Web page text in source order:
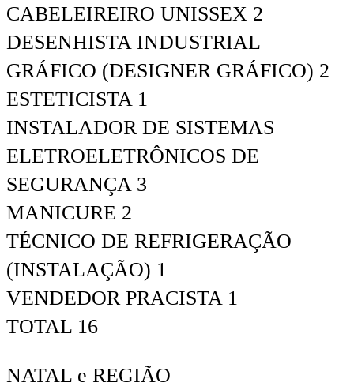
CABELEIREIRO UNISSEX 2
DESENHISTA INDUSTRIAL
GRÁFICO (DESIGNER GRÁFICO) 2
ESTETICISTA 1
INSTALADOR DE SISTEMAS
ELETROELETRÔNICOS DE
SEGURANÇA 3
MANICURE 2
TÉCNICO DE REFRIGERAÇÃO
(INSTALAÇÃO) 1
VENDEDOR PRACISTA 1
TOTAL 16
NATAL e REGIÃO